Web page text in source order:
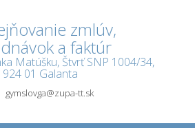
zmlúv,
a faktúr
Matúšku, Štvrť SNP 1004/34,
924 01 Galanta
gymslovga@zupa-tt.sk